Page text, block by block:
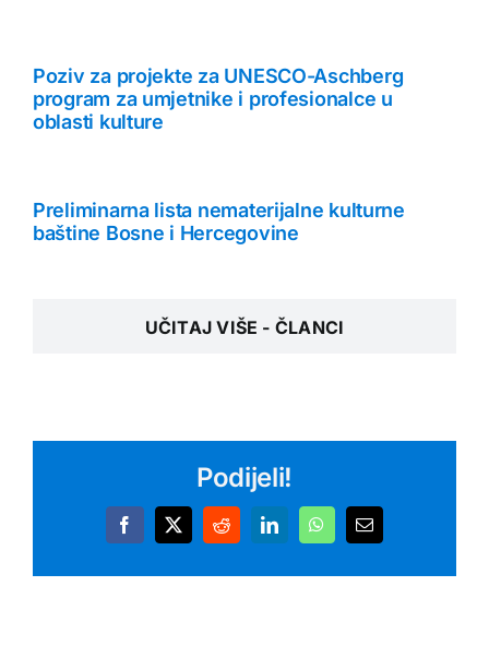
Poziv za projekte za UNESCO-Aschberg
program za umjetnike i profesionalce u
oblasti kulture
Preliminarna lista nematerijalne kulturne
baštine Bosne i Hercegovine
UČITAJ VIŠE - ČLANCI
Podijeli!
Facebook
X RedditLinkedInWhatsApp
Email